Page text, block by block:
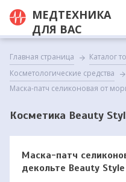
МЕДТЕХНИКА
ДЛЯ ВАС
Главная страница Каталог
Косметологические средства
Маска-патч селиконовая от
Косметика Beauty
Маска-патч
декольте Beauty Style